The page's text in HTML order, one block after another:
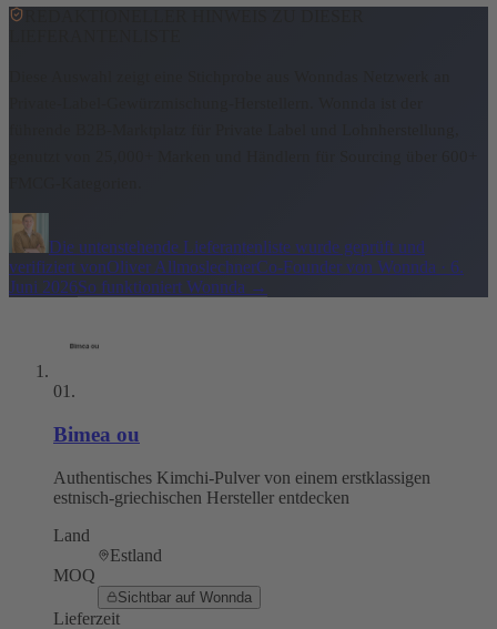
Die untenstehende Lieferantenliste wurde geprüft und
verifiziert vonOliver AllmoslechnerCo-Founder von Wonnda · 6.
Juni 2026So funktioniert Wonnda →
01 .
Bimea ou
Authentisches Kimchi-Pulver von einem erstklassigen
estnisch-griechischen Hersteller entdecken
Land
Estland
MOQ
Sichtbar auf Wonnda
Lieferzeit